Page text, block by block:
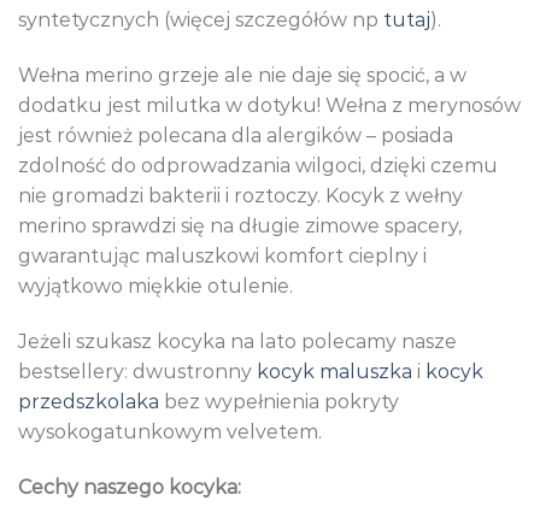
syntetycznych (więcej szczegółów np tutaj).
Wełna merino grzeje ale nie daje się spocić, a w
dodatku jest milutka w dotyku! Wełna z merynosów
jest również polecana dla alergików – posiada
zdolność do odprowadzania wilgoci, dzięki czemu
nie gromadzi bakterii i roztoczy. Kocyk z wełny
merino sprawdzi się na długie zimowe spacery,
gwarantując maluszkowi komfort cieplny i
wyjątkowo miękkie otulenie.
Jeżeli szukasz kocyka na lato polecamy nasze
bestsellery: dwustronny kocyk maluszka i kocyk
przedszkolaka bez wypełnienia pokryty
wysokogatunkowym velvetem.
Cechy naszego kocyka: